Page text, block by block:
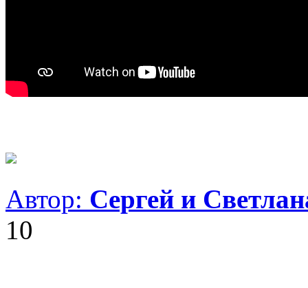
Автор: Сергей и
10